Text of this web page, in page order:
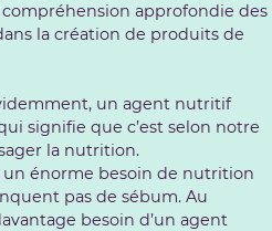
approfondie des
la création de produits de
un agent nutritif
signifie que c’est selon notre
la nutrition.
un énorme besoin de nutrition
pas de sébum. Au
besoin d’un agent